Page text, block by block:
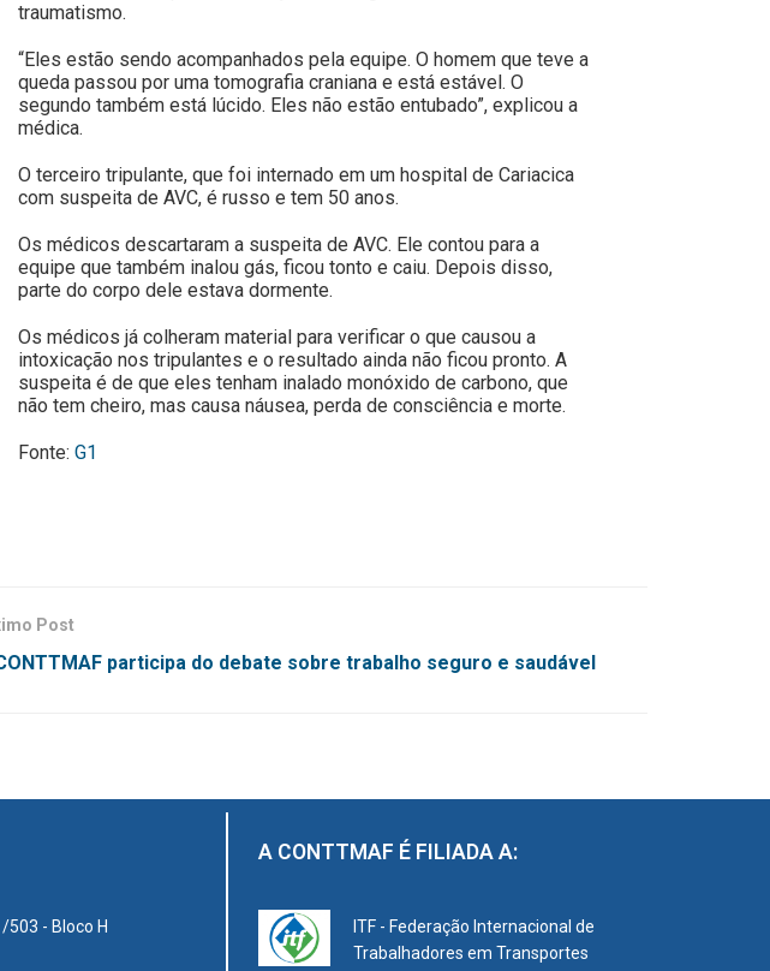
traumatismo.
“Eles estão sendo acompanhados pela equipe. O homem que teve a
queda passou por uma tomografia craniana e está estável. O
segundo também está lúcido. Eles não estão entubado”, explicou a
médica.
O terceiro tripulante, que foi internado em um hospital de Cariacica
com suspeita de AVC, é russo e tem 50 anos.
Os médicos descartaram a suspeita de AVC. Ele contou para a
equipe que também inalou gás, ficou tonto e caiu. Depois disso,
parte do corpo dele estava dormente.
Os médicos já colheram material para verificar o que causou a
intoxicação nos tripulantes e o resultado ainda não ficou pronto. A
suspeita é de que eles tenham inalado monóxido de carbono, que
não tem cheiro, mas causa náusea, perda de consciência e morte.
Fonte: G1
Post
participa do debate sobre trabalho seguro e saudável
503 - Bloco H
A CONTTMAF É FILIADA A:
ITF - Federação Internacional de
Trabalhadores em Transportes